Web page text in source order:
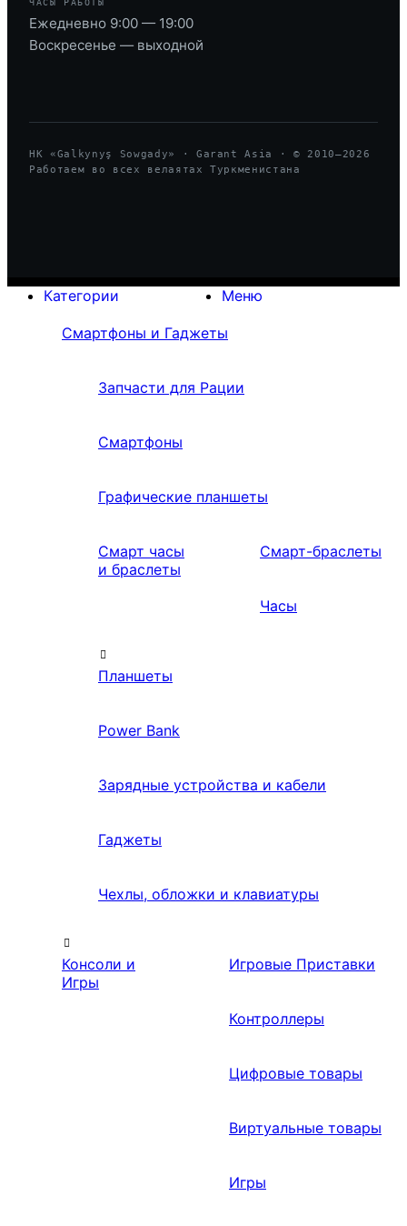
ЧАСЫ РАБОТЫ
Ежедневно 9:00 — 19:00
Воскресенье — выходной
HK «Galkynyş Sowgady» · Garant Asia · © 2010—2026
Работаем во всех велаятах Туркменистана
Меню
Категории
Смартфоны и Гаджеты
Запчасти для Рации
Смартфоны
Графические планшеты
Смарт часы
и браслеты
Смарт-браслеты
Часы
Планшеты
Power Bank
Зарядные устройства и кабели
Гаджеты
Чехлы, обложки и клавиатуры
Консоли и
Игры
Игровые Приставки
Контроллеры
Цифровые товары
Виртуальные товары
Игры